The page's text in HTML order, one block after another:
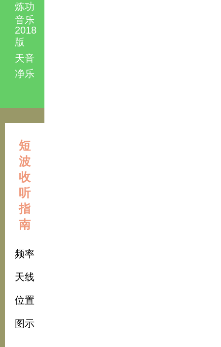
炼功
音乐
2018
版
天音
净乐
短
波
收
听
指
南
频率
天线
位置
图示